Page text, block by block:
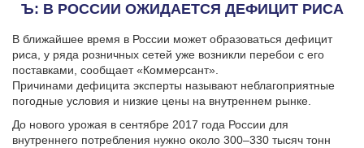
Ъ: В РОССИИ ОЖИДАЕТСЯ ДЕФИЦИТ РИСА
В ближайшее время в России может образоваться дефицит
риса, у ряда розничных сетей уже возникли перебои с его
поставками, сообщает «Коммерсант».
Причинами дефицита эксперты называют неблагоприятные
погодные условия и низкие цены на внутреннем рынке.
До нового урожая в сентябре 2017 года России для
внутреннего потребления нужно около 300–330 тысяч тонн